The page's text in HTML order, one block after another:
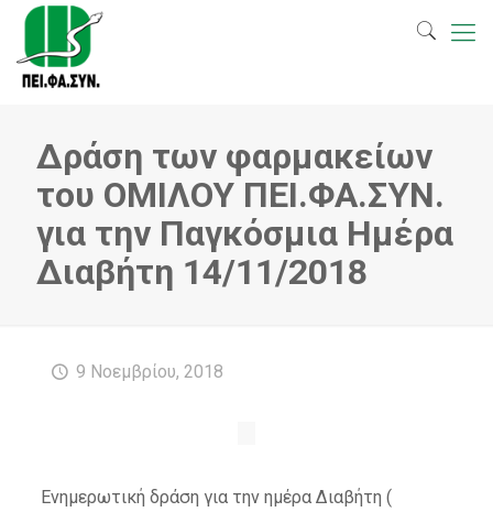
Δράση των φαρμακείων
του ΟΜΙΛΟΥ ΠΕΙ.ΦΑ.ΣΥΝ.
για την Παγκόσμια Ημέρα
Διαβήτη 14/11/2018
9 Νοεμβρίου, 2018
Ενημερωτική δράση για την ημέρα Διαβήτη (